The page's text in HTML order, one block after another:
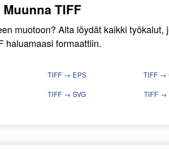
Muunna TIFF
muotoon? Alta löydät kaikki työkalut,
haluamaasi formaattiin.
TIFF → EPS TIFF →
TIFF → SVG TIFF →